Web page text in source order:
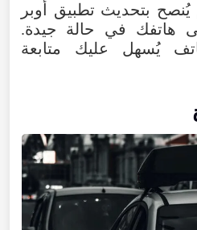
يُنصح بتحديث تطبيق أوبر
هاتفك في حالة جيدة.
يُسهل عليك متابعة